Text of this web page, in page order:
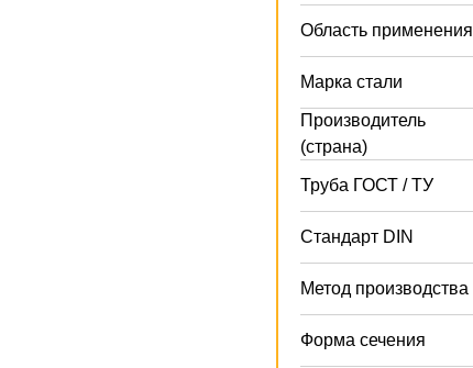
Область применения
Марка стали
Производитель
(страна)
Труба ГОСТ / ТУ
Стандарт DIN
Метод производства
Форма сечения